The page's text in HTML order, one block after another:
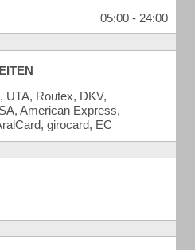
05:00 - 24:00
UTA, Routex, DKV,
American Express,
girocard, EC